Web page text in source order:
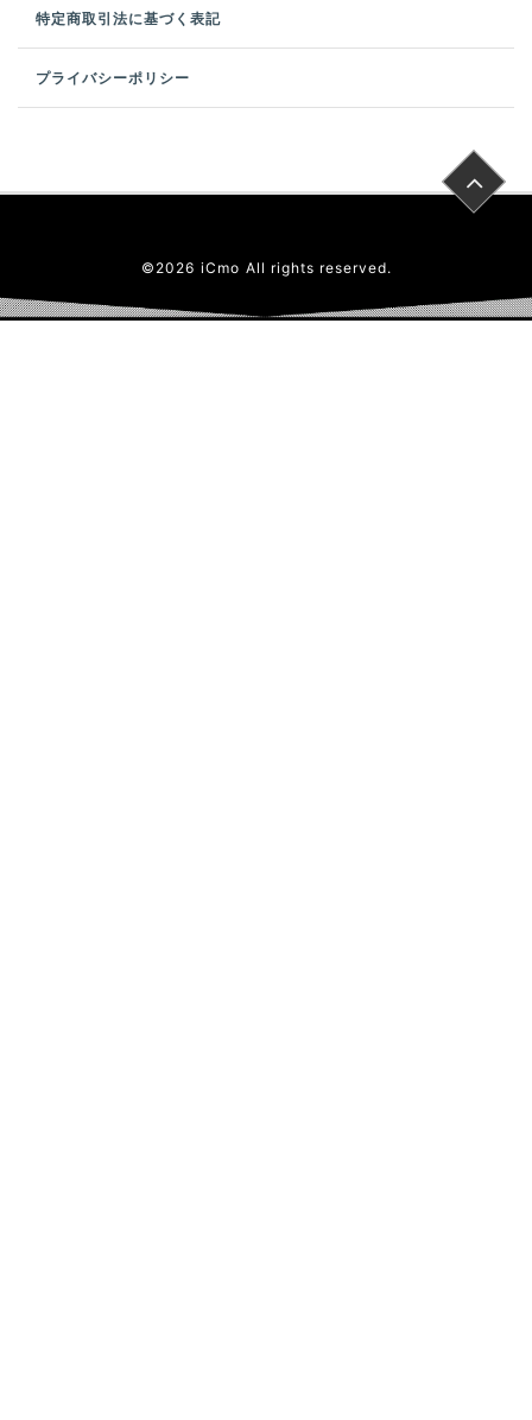
特定商取引法に基づく表記
プライバシーポリシー
© 2026 iCmo All rights reserved.